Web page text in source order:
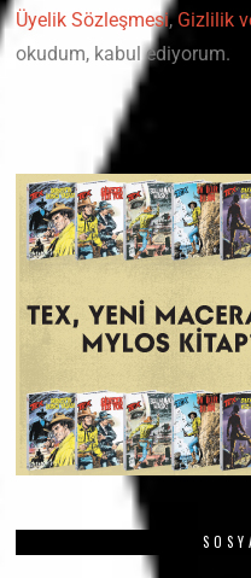
Üyelik Sözleşmesi, Gizlilik
okudum, kabul ediyorum.